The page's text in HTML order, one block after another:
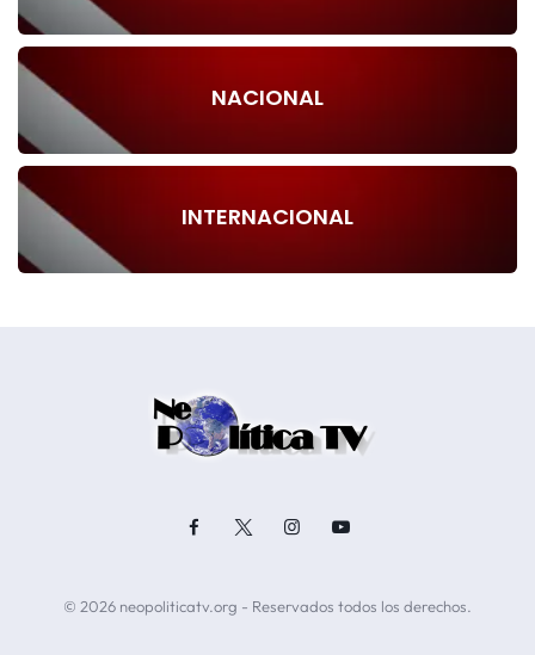
NACIONAL
INTERNACIONAL
© 2026 neopoliticatv.org - Reservados todos los derechos.